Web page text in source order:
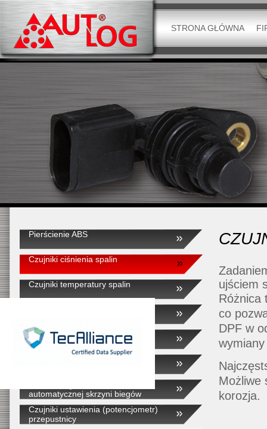
STRONA GŁÓWNA
Pierścienie ABS
Czujniki ciśnienia spalin
Czujniki temperatury spalin
Czujniki temperatury powietrza
dolotowego
automatycznej skrzyni biegów
Czujniki ustawienia (potencjometr)
przepustnicy
ujściem
Różnica
co
DPF w
Możliwe
korozja.